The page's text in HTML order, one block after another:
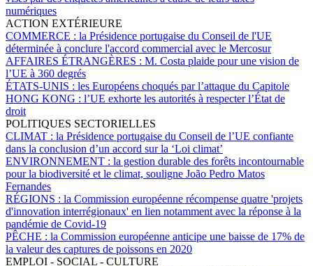
numériques
ACTION EXTÉRIEURE
COMMERCE : la Présidence portugaise du Conseil de l'UE
déterminée à conclure l'accord commercial avec le Mercosur
AFFAIRES ÉTRANGÈRES : M. Costa plaide pour une vision de
l’UE à 360 degrés
ÉTATS-UNIS : les Européens choqués par l’attaque du Capitole
HONG KONG : l’UE exhorte les autorités à respecter l’État de
droit
POLITIQUES SECTORIELLES
CLIMAT : la Présidence portugaise du Conseil de l’UE confiante
dans la conclusion d’un accord sur la ‘Loi climat’
ENVIRONNEMENT : la gestion durable des forêts incontournable
pour la biodiversité et le climat, souligne João Pedro Matos
Fernandes
RÉGIONS : la Commission européenne récompense quatre 'projets
d'innovation interrégionaux' en lien notamment avec la réponse à la
pandémie de Covid-19
PÊCHE : la Commission européenne anticipe une baisse de 17% de
la valeur des captures de poissons en 2020
EMPLOI - SOCIAL - CULTURE